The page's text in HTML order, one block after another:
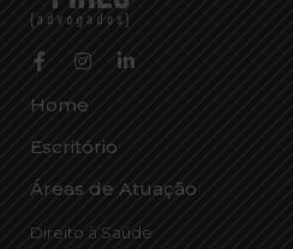
Home
Escritório
Áreas de Atuação
Direito à Saúde